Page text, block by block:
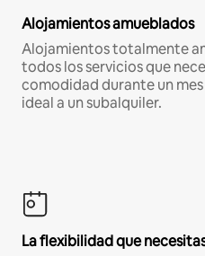
Alojamientos amueblados
Alojamientos totalmente
todos los servicios que
comodidad durante un
ideal a un subalquiler.
La flexibilidad que